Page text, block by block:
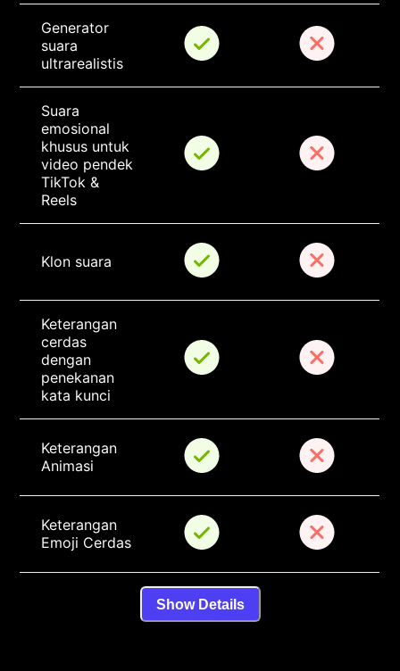
Generator
suara
ultrarealistis
Suara
emosional
khusus untuk
video pendek
TikTok &
Reels
Klon suara
Keterangan
cerdas
dengan
penekanan
kata kunci
Keterangan
Animasi
Keterangan
Emoji Cerdas
Show Details